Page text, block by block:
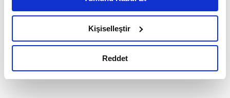
Çerezlere ilişkin tercihlerinizi çerez paneli vasıtasıyla
belirleyebilirsiniz. Çerezlere ilişkin detaylı bilgi için
Ayarlar butonuna tıklayabilir,Çerez Bilgilendirme
Metnimizi ziyaret edebilirsiniz.
okumak ve sitemizi ziyaretiniz kapsamında
Kişiselleştir
Reddet